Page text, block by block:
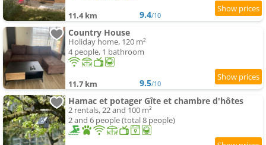
11.4 km 9.4/10
Country House
Holiday home, 120 m²
4 people, 1 bathroom
11.7 km 9.5/10
Hamac et potager Gîte et chambre d'hôtes
2 rentals, 22 and 100 m²
2 and 6 people (total 8 people)